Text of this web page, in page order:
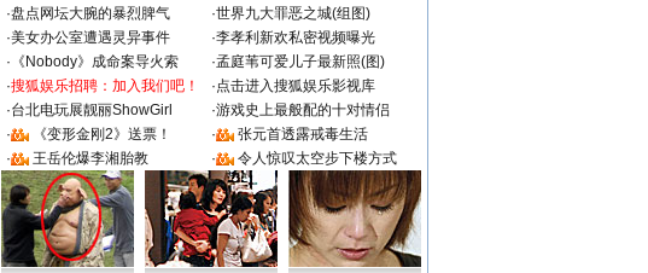
·盘点网坛大腕的暴烈脾气 ·世界九大罪恶之城(组图)
·美女办公室遭遇灵异事件 ·李孝利新欢私密视频曝光
· 《Nobody》成命案导火索 ·孟庭苇可爱儿子最新照(图)
·搜狐娱乐招聘：加入我们吧！ ·点击进入搜狐娱乐影视库
·台北电玩展靓丽ShowGirl ·游戏史上最般配的十对情侣
·
《变形金刚2》送票！ ·
张元首透露戒毒生活
·
王岳伦爆李湘胎教 · 令人惊叹太空步下楼方式